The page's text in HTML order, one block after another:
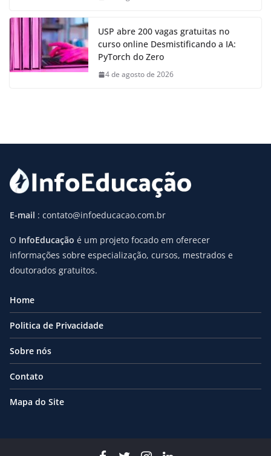
USP abre 200 vagas gratuitas no
curso online Desmistificando a IA:
PyTorch do Zero
4 de agosto de 2026
E-mail : contato@infoeducacao.com.br
O InfoEducação é um projeto focado em oferecer
informações sobre especialização, cursos, mestrados e
doutorados gratuitos.
Home
Politica de Privacidade
Sobre nós
Contato
Mapa do Site